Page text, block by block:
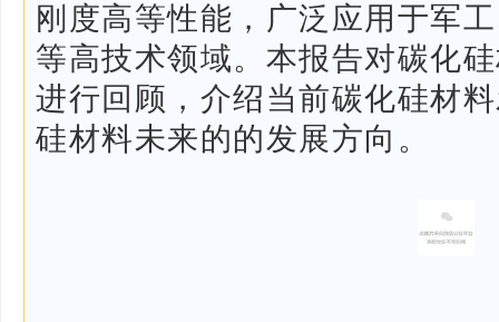
刚度高等性能，广泛应用于军
等高技术领域。本报告对碳化
进行回顾，介绍当前碳化硅材
硅材料未来的的发展方向。